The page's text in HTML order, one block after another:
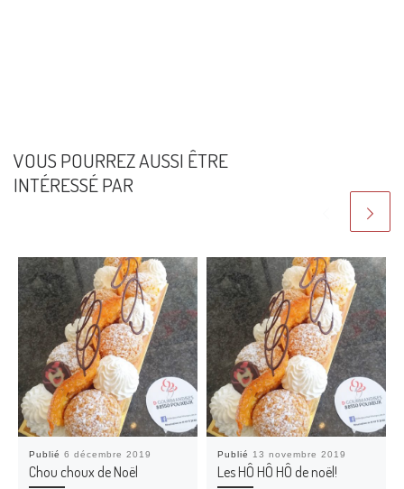
VOUS POURREZ AUSSI ÊTRE
INTÉRESSÉ PAR
Publié 6 décembre 2019
Chou choux de Noël
Publié 13 novembre 2019
Les HÔ HÔ HÔ de noël!